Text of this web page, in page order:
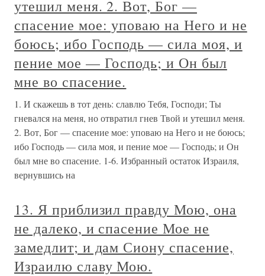
утешил меня. 2. Вот, Бог —
спасение мое: уповаю на Него и не
боюсь; ибо Господь — сила моя, и
пение мое — Господь; и Он был
мне во спасение.
1. И скажешь в тот день: славлю Тебя, Господи; Ты
гневался на меня, но отвратил гнев Твой и утешил меня.
2. Вот, Бог — спасение мое: уповаю на Него и не боюсь;
ибо Господь — сила моя, и пение мое — Господь; и Он
был мне во спасение. 1-6. Избранный остаток Израиля,
вернувшись на
13. Я приблизил правду Мою, она
не далеко, и спасение Мое не
замедлит; и дам Сиону спасение,
Израилю славу Мою.